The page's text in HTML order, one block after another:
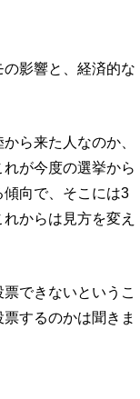
影響と、経済的な
ら来た人なのか、
が今度の選挙から
向で、そこには3
からは見方を変え
できないというこ
するのかは聞きま